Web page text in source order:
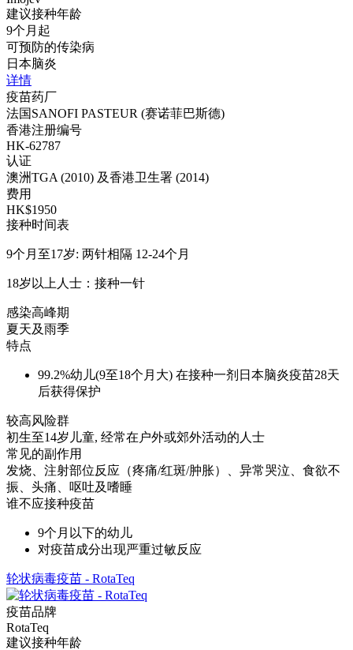
建议接种年龄
9个月起
可预防的传染病
日本脑炎
详情
疫苗药厂
法国SANOFI PASTEUR (赛诺菲巴斯德)
香港注册编号
HK-62787
认证
澳洲TGA (2010) 及香港卫生署 (2014)
费用
HK$1950
接种时间表
9个月至17岁: 两针相隔 12-24个月
18岁以上人士：接种一针
感染高峰期
夏天及雨季
特点
99.2%幼儿(9至18个月大) 在接种一剂日本脑炎疫苗28天
后获得保护
较高风险群
初生至14岁儿童, 经常在户外或郊外活动的人士
常见的副作用
发烧、注射部位反应（疼痛/红斑/肿胀）、异常哭泣、食欲不
振、头痛、呕吐及嗜睡
谁不应接种疫苗
9个月以下的幼儿
对疫苗成分出现严重过敏反应
轮状病毒疫苗 - RotaTeq
疫苗品牌
RotaTeq
建议接种年龄